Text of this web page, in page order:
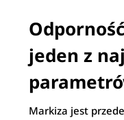
jeden z
Markiza jest